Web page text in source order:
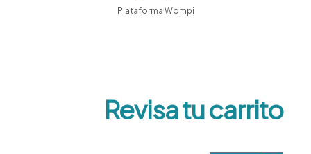
Plataforma Wompi
Revisa tu carrito